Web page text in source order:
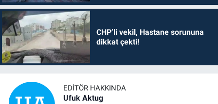
CHP’li vekil, Hastane sorununa
dikkat çekti!
EDITÖR HAKKINDA
Ufuk Aktug